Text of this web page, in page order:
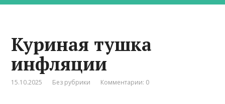
Куриная тушка
инфляции
15.10.2025 Без рубрики Комментарии: 0